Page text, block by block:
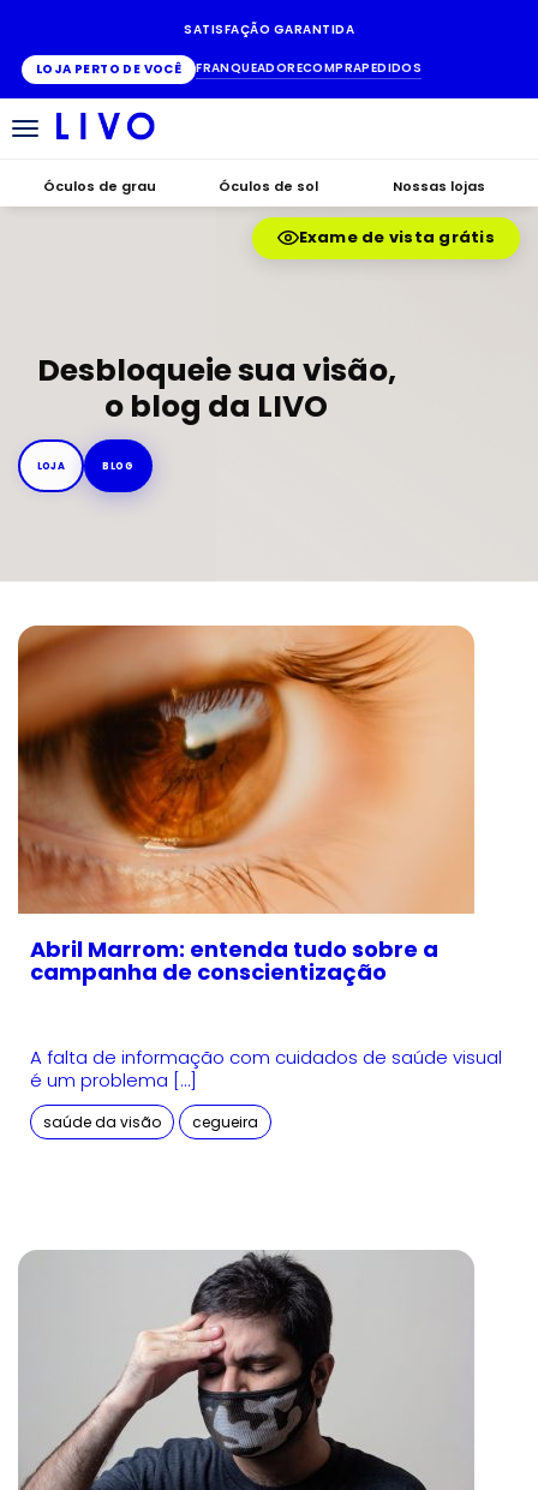
SATISFAÇÃO GARANTIDA
LOJA PERTO DE VOCÊ FRANQUEADORECOMPRAPEDIDOS
Alternar
Óculos de grau Óculos de sol Nossas lojas
Exame de vista grátis
Desbloqueie sua visão,
o blog da LIVO
LOJA BLOG
Abril Marrom: entenda tudo sobre a
campanha de conscientização
A falta de informação com cuidados de saúde visual
é um problema […]
saúde da visão cegueira